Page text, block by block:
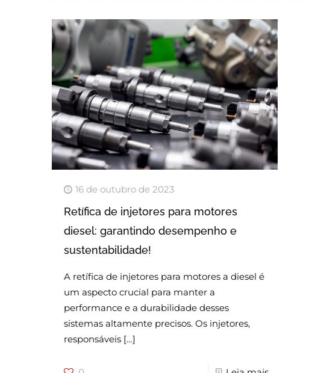
16 de outubro de 2023
Retífica de injetores para motores
diesel: garantindo desempenho e
sustentabilidade!
A retífica de injetores para motores a diesel é
um aspecto crucial para manter a
performance e a durabilidade desses
sistemas altamente precisos. Os injetores,
responsáveis[…]